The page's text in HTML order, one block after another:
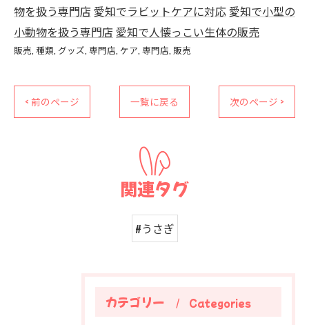
物を扱う専門店 愛知でラビットケアに対応 愛知で小型の
小動物を扱う専門店 愛知で人懐っこい生体の販売
販売 種類 グッズ 専門店 ケア 専門店 販売
< 前のページ 一覧に戻る 次のページ >
関連タグ
#うさぎ
カテゴリー Categories